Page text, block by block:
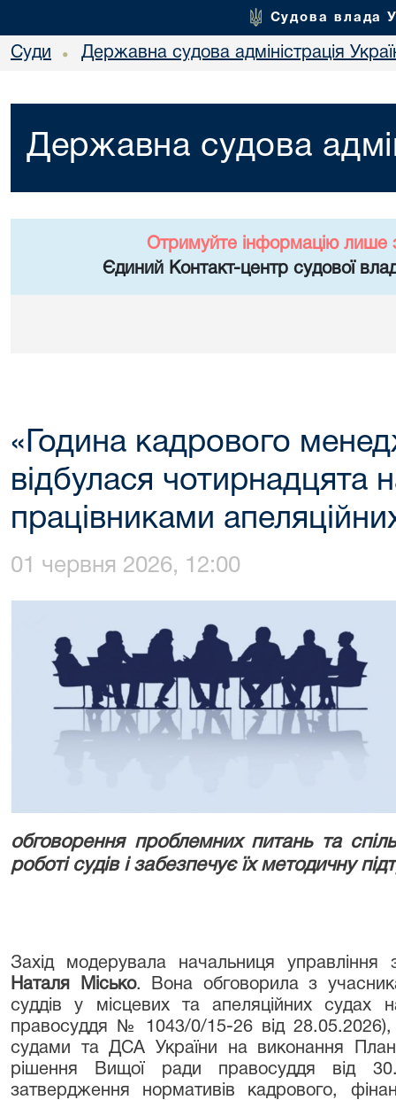
Судова влада
Суди • Державна судова адміністрація
Державна судова
Отримуйте інформацію лише
Єдиний Контакт-центр судової
«Година кадрового
відбулася чотирнадцята
працівниками
01 червня 2026, 12:00
обговорення проблемних питань та
роботі судів і забезпечує їх методичну
Захід модерувала начальниця
Наталя Місько. Вона обговорила з
суддів у місцевих та апеляційних
правосуддя № 1043/0/15-26 від 28.05.2026),
судами та ДСА України на виконання Плану
рішення Вищої ради правосуддя від
затвердження нормативів кадрового,